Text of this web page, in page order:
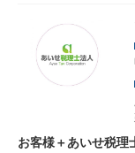
お客様＋あいせ税理